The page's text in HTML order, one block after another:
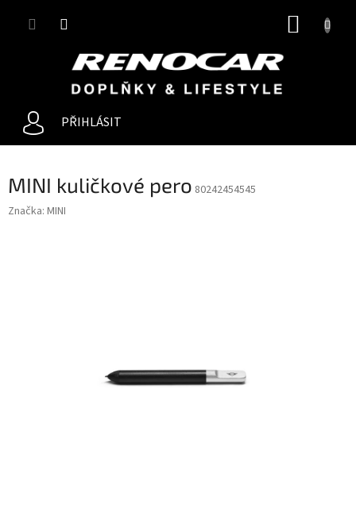
PŘIHLÁSIT
MINI kuličkové pero 80242454545
Značka: MINI